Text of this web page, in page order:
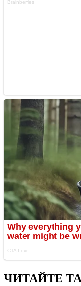
ЧИТАЙТЕ